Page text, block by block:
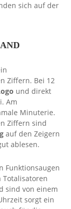
sich auf der
Ziffern. Bei 12
und direkt
Am
Minuterie.
Ziffern sind
auf den Zeigern
ablesen.
Funktionsaugen
Totalisatoren
sind von einem
sorgt ein